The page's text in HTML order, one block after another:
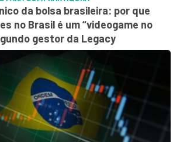
da bolsa brasileira: por que
no Brasil é um “videogame no
gestor da Legacy